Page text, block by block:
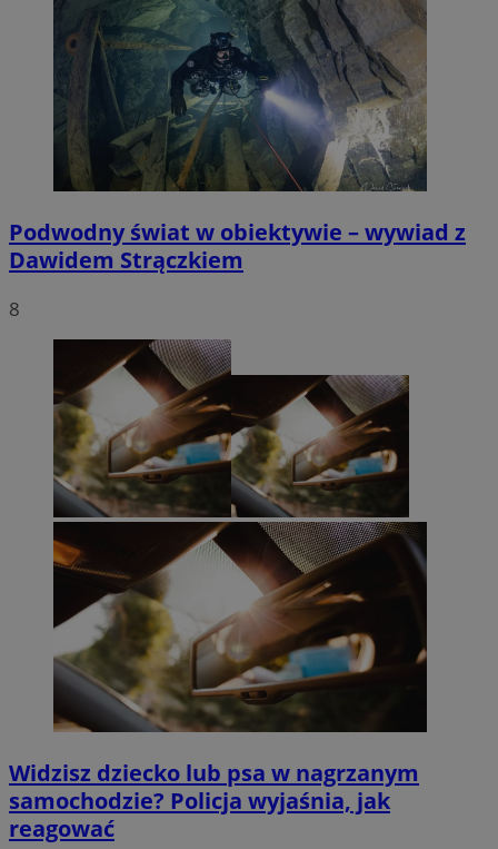
Podwodny świat w obiektywie – wywiad z
Dawidem Strączkiem
8
Widzisz dziecko lub psa w nagrzanym
samochodzie? Policja wyjaśnia, jak
reagować